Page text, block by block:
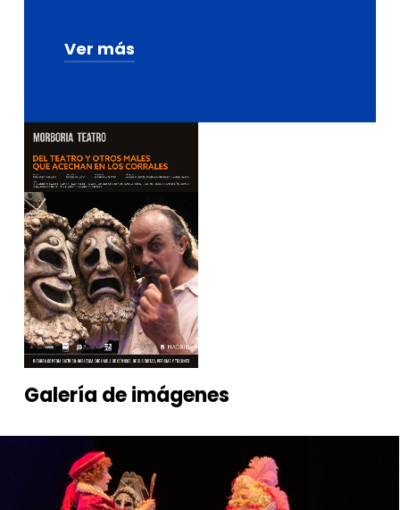
Ver más
Vestuario
Ana del Palacio, Eva del
Palacio y Fernando Aguado
Coreografía y asesoría de
verso
Eva del Palacio
Videoescena
Alma Prieto
Sastra
Mónica Alexandra Flores
Oficina
Ana del Palacio
Galería deimágenes